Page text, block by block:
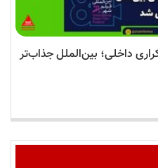
داخلی؛ بین‌الملل جذاب‌تر